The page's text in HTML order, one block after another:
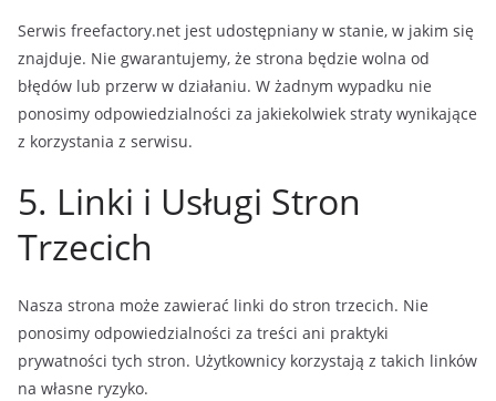
Serwis freefactory.net jest udostępniany w stanie, w jakim się
znajduje. Nie gwarantujemy, że strona będzie wolna od
błędów lub przerw w działaniu. W żadnym wypadku nie
ponosimy odpowiedzialności za jakiekolwiek straty wynikające
z korzystania z serwisu.
5. Linki i Usługi Stron
Trzecich
Nasza strona może zawierać linki do stron trzecich. Nie
ponosimy odpowiedzialności za treści ani praktyki
prywatności tych stron. Użytkownicy korzystają z takich linków
na własne ryzyko.